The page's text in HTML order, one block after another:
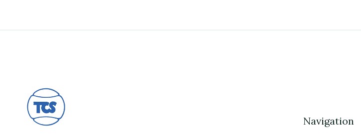
Navigation